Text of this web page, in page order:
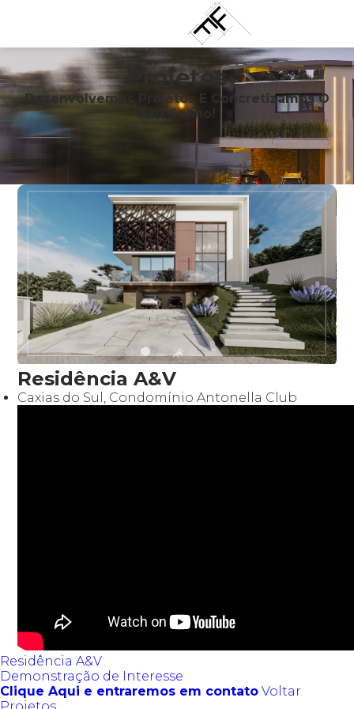
Projetos
Desenvolvemos Projetos E Concretizamos O
Seu Sonho!
Residência A&V
Caxias do Sul, Condomínio Antonella Club
Residência A&V
Demonstração de Interesse
Clique Aqui e entraremos em contato Voltar
Projetos